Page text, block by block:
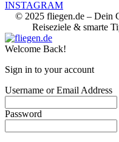
INSTAGRAM
© 2025 fliegen.de – Dein
Reiseziele & smarte
Welcome Back!
Sign in to your account
Username or Email Address
Password